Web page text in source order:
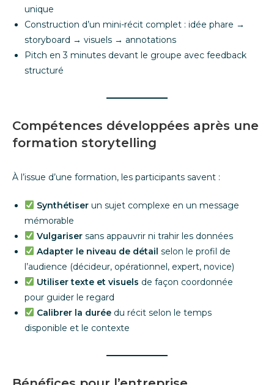
unique
Construction d’un mini-récit complet : idée phare →
storyboard → visuels → annotations
Pitch en 3 minutes devant le groupe avec feedback
structuré
Compétences développées après une
formation storytelling
À l’issue d’une formation, les participants savent :
Synthétiserun sujet complexe en un message
mémorable
Vulgarisersans appauvrir ni trahir les données
Adapter le niveau de détail selon le profil de
l’audience (décideur, opérationnel, expert, novice)
Utiliser texte et visuels de façon coordonnée
pour guider le regard
Calibrer la duréedu récit selon le temps
disponible et le contexte